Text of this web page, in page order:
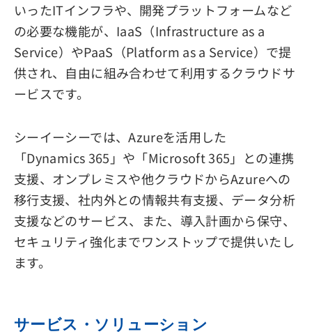
いったITインフラや、開発プラットフォームなど
の必要な機能が、IaaS（Infrastructure as a
Service）やPaaS（Platform as a Service）で提
供され、自由に組み合わせて利用するクラウドサ
ービスです。
シーイーシーでは、Azureを活用した
「Dynamics 365」や「Microsoft 365」との連携
支援、オンプレミスや他クラウドからAzureへの
移行支援、社内外との情報共有支援、データ分析
支援などのサービス、また、導入計画から保守、
セキュリティ強化までワンストップで提供いたし
ます。
サービス・ソリューション